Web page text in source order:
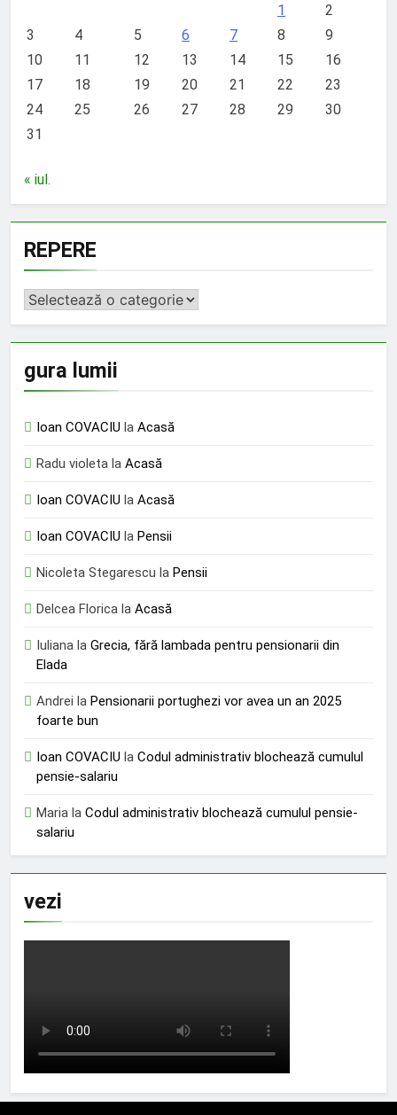
1
2
3
4 5 6 7 8
9
10
11 12 13 14 15
16
17
18 19 20 21 22
23
24
25 26 27 28 29
30
31
« iul.
REPERE
REPERE
gura lumii
Ioan COVACIU la Acasă
Radu violeta la Acasă
Ioan COVACIU la Acasă
Ioan COVACIU la Pensii
Nicoleta Stegarescu la Pensii
Delcea Florica la Acasă
Iuliana la Grecia, fără lambada pentru pensionarii din
Elada
Andrei la Pensionarii portughezi vor avea un an 2025
foarte bun
Ioan COVACIU la Codul administrativ blochează cumulul
pensie-salariu
Maria la Codul administrativ blochează cumulul pensie-
salariu
vezi